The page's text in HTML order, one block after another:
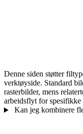
Denne siden støtter
verktøyside. Standard
rasterbilder, mens
arbeidsflyt for
Kan jeg kombinere